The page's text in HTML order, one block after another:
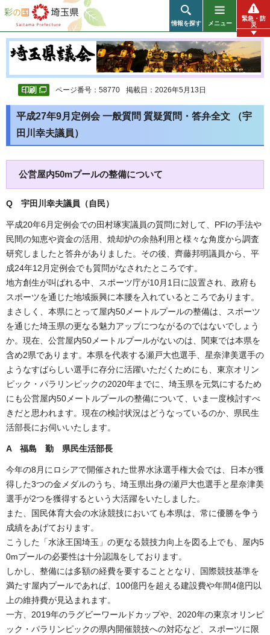
彩の国 埼玉県
情報を探す メニュー
緊急・防
災
ページ番号：58770 掲載日：2026年5月13日
平成27年9月定例会 一般質問 質疑質問・答弁全文 （宇
田川幸夫議員）
公営屋内50mプールの整備について
Q 宇田川幸夫議員（自民）
平成20年6月定例会での田村琢実議員の質問に対して、PFIの手法や
民間の知恵や資金の活用、焼却炉の余熱利用と様々な角度から調査
研究しましたと答弁がありました。その後、齊藤邦明議員から、平
成24年12月定例会でも質問がなされたところです。
地方創生が叫ばれる中、スポーツ庁が10月1日に設置され、政府も
スポーツを通じた地域振興に本腰を入れているところであります。
まさしく、本県にとって屋内50メートルプールの整備は、スポーツ
を通じた埼玉県の更なる魅力アップにつながるのではないでしょう
か。現在、公営屋内50メートルプールがないのは、関東では本県を
含め2県であります。本県を代表する瀬戸大也選手、星奈津美選手の
ようなすばらしい選手に存分に活躍いただくためにも、東京オリン
ピック・パラリンピックの2020年までに、埼玉県を元気にするため
にも公営屋内50メートルプールの整備について、いま一度検討すべ
きだと思われます。現在の検討状況はどうなっているのか、県民生
活部長にお伺いいたします。
A 福島 勤 県民生活部長
今年の8月にロシアで開催された世界水泳選手権大会では、日本が獲
得した3つの金メダルのうち、埼玉県出身の瀬戸大也選手と星奈津美
選手が2つを獲得するという大活躍をいたしました。
また、国民体育大会の水泳競技においても本県は、常に優勝を争う
成績をあげております。
こうした「水泳王国埼玉」の更なる競技力向上を図る上でも、屋内5
0mプールの必要性は十分認識をしております。
しかし、整備には多額の経費を要することとなり、国際競技基準を
満たす屋内プールであれば、100億円を超える建設費や年間4億円以
上の維持費が見込まれます。
一方、2019年のラグビーワールドカップや、2020年の東京オリンピ
ック・パラリンピックの県内開催競技への対応など、スポーツに限